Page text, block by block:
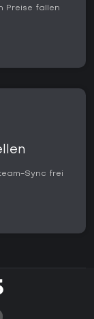
Preise fallen
Sync frei